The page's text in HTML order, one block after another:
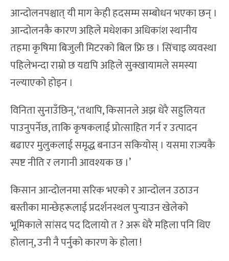
आन्दोलनपश्चात् यी माग केही हदसम्म सम्बोधन भएका छन् ।
आन्दोलनकै कारण अहिले मधेशका अधिकांश स्थानीय
तहमा कृषिमा बिजुली मिटरको बिल फ्रि छ । सिंचाइ व्यवस्था
पहिलेभन्दा राम्रो छ यद्यपि अहिले सुक्खायामले समस्या
नल्याएको होइन ।
विनिता सुनाउँछिन्, ‘तथापि, किसानले अझ धेरै सहुलियत
पाउनुपर्नेछ, ताकि कृषकलाई प्रोत्साहित गर्न र उत्पादन
बढाएर मुलुकलाई समृद्ध बनाउन सकियोस् । यसमा राज्यकै
स्पष्ट नीति र लगानी आवश्यक छ ।’
किसान आन्दोलनमा सरिक भएको र आन्दोलन उठाउन
बस्तीका मान्छेहरूलाई प्रदर्शनस्थल पुर्‍याउन खेलेको
भूमिकाले सांसद पद दिलायो त ? अरू धेरै महिला पनि थिए
होलान्, उनी नै पर्नुको कारण के होला !